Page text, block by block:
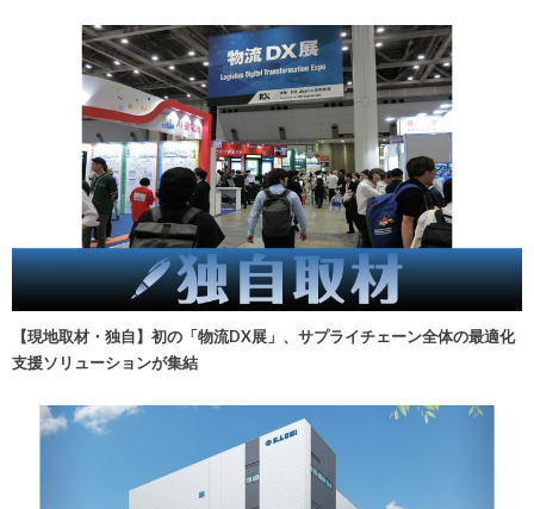
【現地取材・独自】初の「物流DX展」、サプライチェーン全体の最適化
支援ソリューションが集結